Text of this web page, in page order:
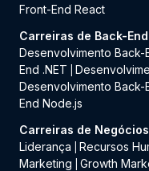
Front-End React
Carreiras de Back-End
Desenvolvimento Back-
End .NET
Desenvolvimento Back-
End Node.js
Carreiras de Negócios
Liderança
Recursos
Marketing
Growth